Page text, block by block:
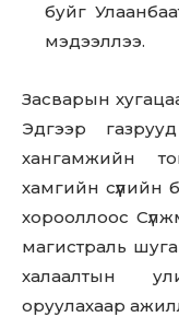
буйг
мэдээллээ.
Засварын
Эдгээр
хангамжийн
хамгийн
хорооллоос
магистраль
халаалтын
оруулахаар